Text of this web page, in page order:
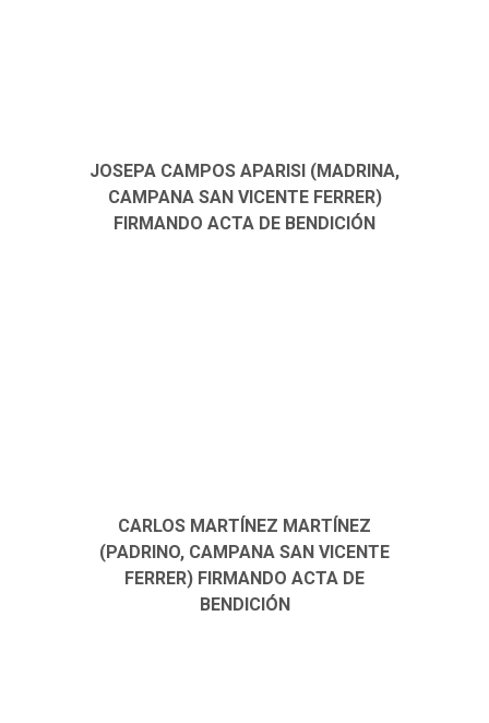
JOSEPA CAMPOS APARISI (MADRINA,
CAMPANA SAN VICENTE FERRER)
FIRMANDO ACTA DE BENDICIÓN
CARLOS MARTÍNEZ MARTÍNEZ
(PADRINO, CAMPANA SAN VICENTE
FERRER) FIRMANDO ACTA DE
BENDICIÓN